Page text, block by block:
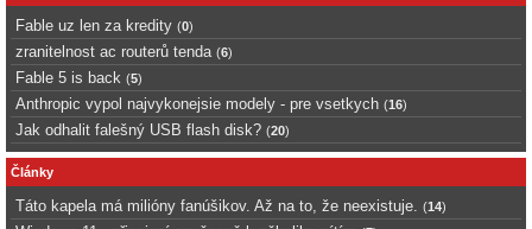
Fable uz len za kredity (0)
zranitelnost ac routerů tenda (6)
Fable 5 is back (5)
Anthropic vypol najvykonejsie modely - pre vsetkych (16)
Jak odhalit falešný USB flash disk? (20)
Články
Táto kapela má milióny fanúšikov. Až na to, že neexistuje. (14)